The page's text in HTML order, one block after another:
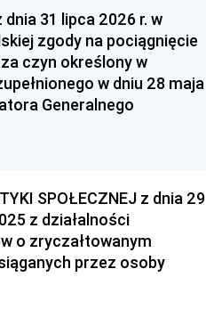
dnia 31 lipca 2026 r. w
zgody na pociągnięcie
czyn określony w
w dniu 28 maja
Generalnego
SPOŁECZNEJ z dnia 29
z działalności
o zryczałtowanym
przez osoby